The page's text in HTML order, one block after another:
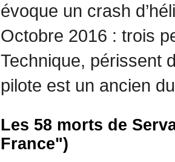
évoque un crash
Octobre 2016 : trois
Technique, périssent
pilote est un ancien
Les 58 morts de
France")